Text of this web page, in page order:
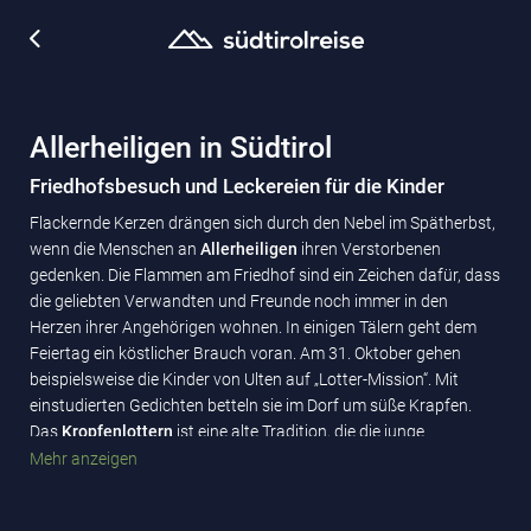
Allerheiligen in Südtirol
Friedhofsbesuch und Leckereien für die Kinder
Flackernde Kerzen drängen sich durch den Nebel im Spätherbst,
wenn die Menschen an Allerheiligen ihren Verstorbenen
gedenken. Die Flammen am Friedhof sind ein Zeichen dafür, dass
die geliebten Verwandten und Freunde noch immer in den
Herzen ihrer Angehörigen wohnen. In einigen Tälern geht dem
Feiertag ein köstlicher Brauch voran. Am 31. Oktober gehen
beispielsweise die Kinder von Ulten auf „Lotter-Mission“. Mit
einstudierten Gedichten betteln sie im Dorf um süße Krapfen.
Das Kropfenlottern ist eine alte Tradition, die die junge
Generation wiederaufleben lässt.
Mehr anzeigen